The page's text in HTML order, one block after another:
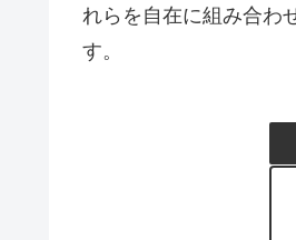
れらを自在に組み合わ
す。